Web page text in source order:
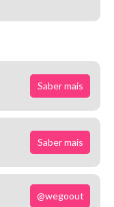
Saber mais
Saber mais
@wegoout